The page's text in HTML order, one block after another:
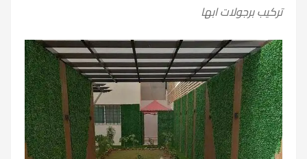
تركيب برجولات ابها